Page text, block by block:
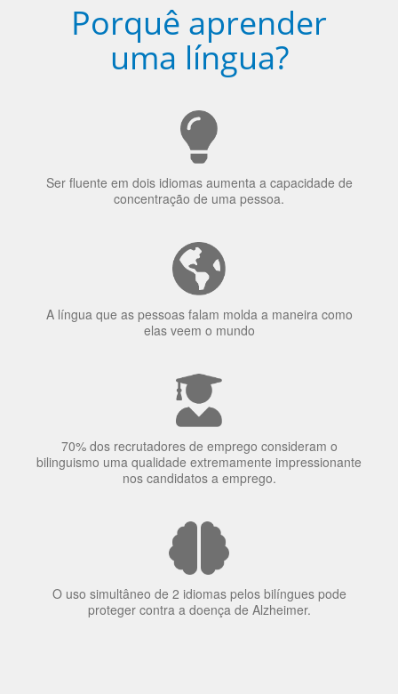
Porquê aprender
uma língua?
Ser fluente em dois idiomas aumenta a capacidade de
concentração de uma pessoa.
A língua que as pessoas falam molda a maneira como
elas veem o mundo
70% dos recrutadores de emprego consideram o
bilinguismo uma qualidade extremamente impressionante
nos candidatos a emprego.
O uso simultâneo de 2 idiomas pelos bilíngues pode
proteger contra a doença de Alzheimer.